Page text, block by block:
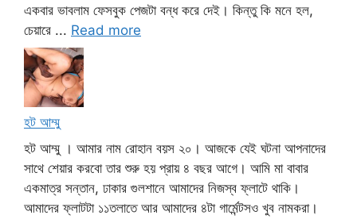
একবার ভাবলাম ফেসবুক পেজটা বন্ধ করে দেই। কিন্তু কি মনে হল,
চেয়ারে ... Read more
হট আম্মু
হট আম্মু । আমার নাম রোহান বয়স ২০। আজকে যেই ঘটনা আপনাদের
সাথে শেয়ার করবো তার শুরু হয় প্রায় ৪ বছর আগে। আমি মা বাবার
একমাত্র সন্তান, ঢাকার গুলশানে আমাদের নিজস্ব ফ্লাটে থাকি।
আমাদের ফ্লাটটা ১১তলাতে আর আমাদের ৪টা গার্মেন্টসও খুব নামকরা।